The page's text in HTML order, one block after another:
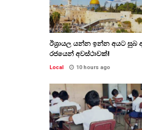
ඊශ්‍රායල යන්න ඉන්න අයට සුබ
‍රජයෙන් අවස්ථාවක්!
Local 10 hours ago